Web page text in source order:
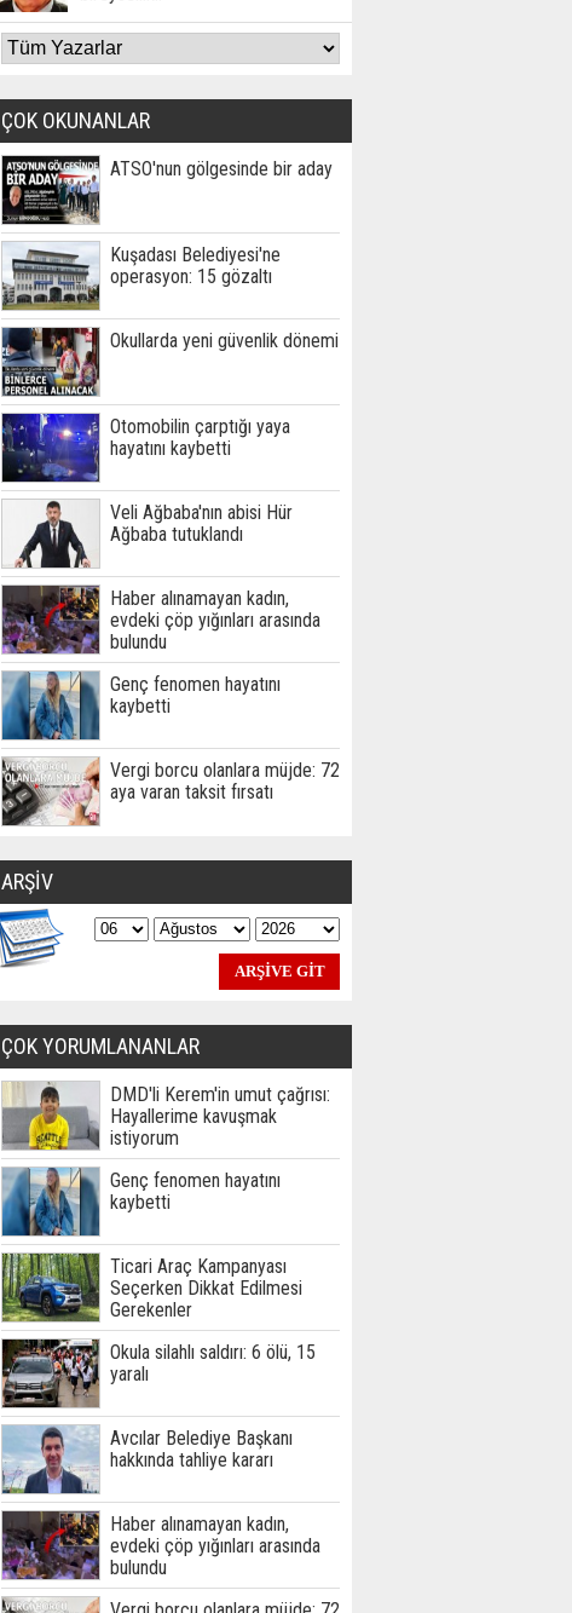
ÇOK OKUNANLAR
ATSO'nun gölgesinde bir aday
Kuşadası Belediyesi'ne
operasyon: 15 gözaltı
Okullarda yeni güvenlik dönemi
Otomobilin çarptığı yaya
hayatını kaybetti
Veli Ağbaba'nın abisi Hür
Ağbaba tutuklandı
Haber alınamayan kadın,
evdeki çöp yığınları arasında
bulundu
Genç fenomen hayatını
kaybetti
Vergi borcu olanlara müjde: 72
aya varan taksit fırsatı
ARŞİV
ÇOK YORUMLANANLAR
DMD'li Kerem'in umut çağrısı:
Hayallerime kavuşmak
istiyorum
Genç fenomen hayatını
kaybetti
Ticari Araç Kampanyası
Seçerken Dikkat Edilmesi
Gerekenler
Okula silahlı saldırı: 6 ölü, 15
yaralı
Avcılar Belediye Başkanı
hakkında tahliye kararı
Haber alınamayan kadın,
evdeki çöp yığınları arasında
bulundu